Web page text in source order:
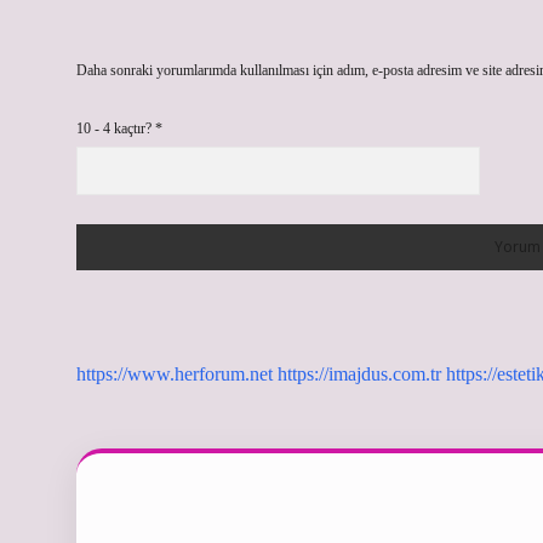
Daha sonraki yorumlarımda kullanılması için adım, e-posta adresim ve site
10 - 4 kaçtır? *
https://www.herforum.net https://imajdus.com.tr https://